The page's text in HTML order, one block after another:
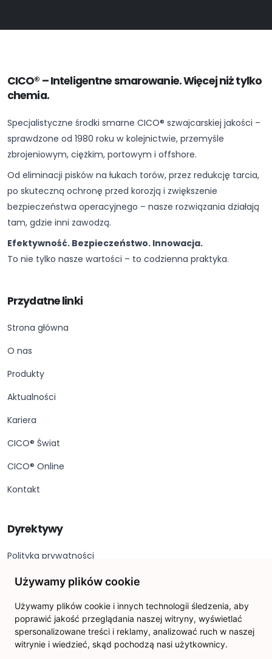
Używamy plików cookie
Używamy plików cookie i innych technologii śledzenia, aby
poprawić jakość przeglądania naszej witryny, wyświetlać
spersonalizowane treści i reklamy, analizować ruch w naszej
witrynie i wiedzieć, skąd pochodzą nasi użytkownicy.
CICO® – Inteligentne smarowanie. Więcej niż tylko
chemia.
Specjalistyczne środki smarne CICO® szwajcarskiej jakości –
sprawdzone od 1980 roku w kolejnictwie, przemyśle
zbrojeniowym, ciężkim, portowym i offshore.
Od eliminacji pisków na łukach torów, przez redukcję tarcia,
po skuteczną ochronę przed korozją i zwiększenie
bezpieczeństwa operacyjnego – nasze rozwiązania działają
tam, gdzie inni zawodzą.
Efektywność. Bezpieczeństwo. Innowacja.
To nie tylko nasze wartości – to codzienna praktyka.
Przydatne linki
Strona główna
O nas
Produkty
Aktualności
Kariera
CICO® Świat
CICO® Online
Kontakt
Dyrektywy
Polityka prywatności
Stopka redakcyjna
Deklaracja dostępności
Ustawienia plików cookie